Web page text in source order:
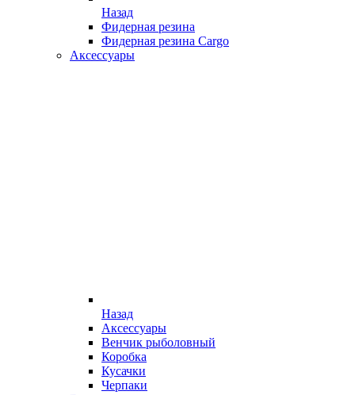
Назад
Фидерная резина
Фидерная резина Cargo
Аксессуары
Назад
Аксессуары
Венчик рыболовный
Коробка
Кусачки
Черпаки